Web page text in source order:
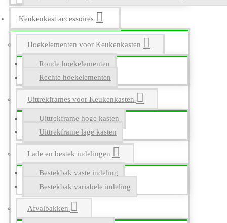
Keukenkast accessoires
Hoekelementen voor Keukenkasten
Ronde hoekelementen
Rechte hoekelementen
Uittrekframes voor Keukenkasten
Uittrekframe hoge kasten
Uittrekframe lage kasten
Lade en bestek indelingen
Bestekbak vaste indeling
Bestekbak variabele indeling
Afvalbakken